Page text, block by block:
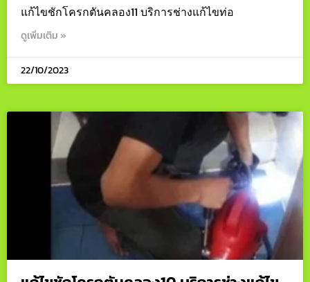
แก้ไขชักโครกตันคลอง11 บริการช่างแก้ไขท่อ
ดูเพิ่มเติม »
22/10/2023